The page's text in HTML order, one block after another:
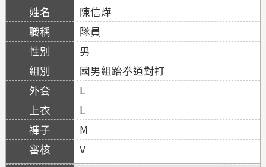
陳信燁
隊員
男
國男組跆拳道對打
L
L
M
V